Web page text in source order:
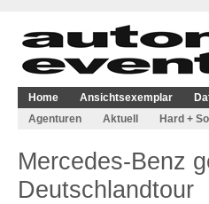
Home Ansichtsexemplar
Agenturen
Aktuell Hard +
Mercedes-Benz
Deutschlandtour